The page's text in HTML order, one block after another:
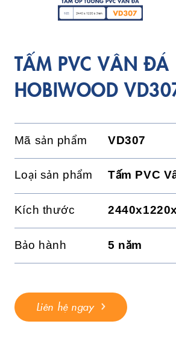
TẤM PVC VÂN ĐÁ
HOBIWOOD
Mã sản phẩm VD307
Loại sản phẩm Tấm PVC
Kích thước
Bảo hành 5 năm
Liên hệ ngay